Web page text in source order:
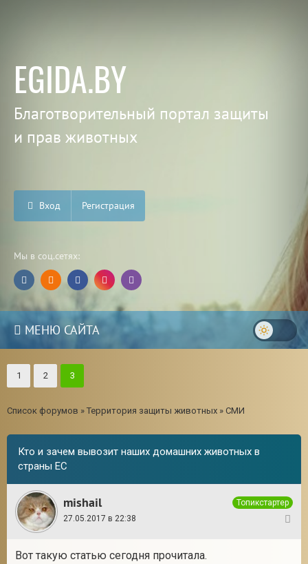
EGIDA.BY
Благотворительный портал защиты
и прав животных
Вход Регистрация
Мы в соц.сетях:
МЕНЮ САЙТА
1 2 3
Список форумов » Территория защиты животных » СМИ
Кто и зачем вывозит наших домашних животных в
страны ЕС
mishail
Топикстартер
27.05.2017 в 22:38
Вот такую статью сегодня прочитала.